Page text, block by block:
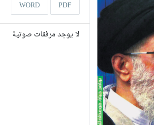
PDF
WORD
لا يوجد مرفقات صوتية